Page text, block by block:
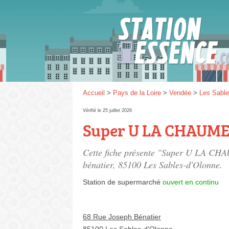
Accueil > Pays de la Loire > Vendée > Les
Vérifié le 25 juillet 2026
Super U LA CHAUME
Cette fiche présente "Super U LA
bénatier, 85100 Les Sables-d'Olonne.
Station de supermarché ouvert en continu
68 Rue Joseph Bénatier
SP
SP